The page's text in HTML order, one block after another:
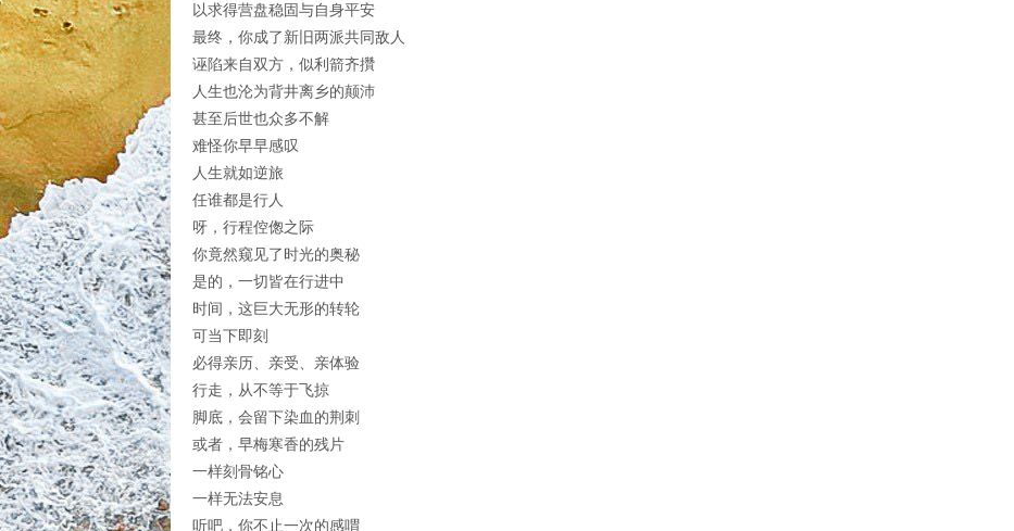
以求得营盘稳固与自身平安
最终，你成了新旧两派共同敌人
诬陷来自双方，似利箭齐攢
人生也沦为背井离乡的颠沛
甚至后世也众多不解
难怪你早早感叹
人生就如逆旅
任谁都是行人
呀，行程倥偬之际
你竟然窥见了时光的奥秘
是的，一切皆在行进中
时间，这巨大无形的转轮
可当下即刻
必得亲历、亲受、亲体验
行走，从不等于飞掠
脚底，会留下染血的荆刺
或者，早梅寒香的残片
一样刻骨铭心
一样无法安息
听吧，你不止一次的感喟